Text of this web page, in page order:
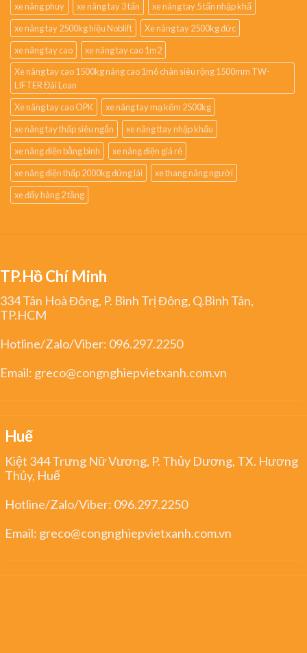
xe nâng phuy
xe nâng tay 3 tấn
xe nâng tay 5 tấn nhập khẩ
xe nâng tay 2500kg hiệu Noblift
Xe nâng tay 2500kg đức
xe nâng tay cao
xe nâng tay cao 1m2
Xe nâng tay cao 1500kg nâng cao 1m6 chân siêu rộng 1500mm TW-
LIFTER Đài Loan
Xe nâng tay cao OPK
xe nâng tay mạ kẽm 2500kg
xe nâng tay thấp siêu ngắn
xe nâng ttay nhập khẩu
xe nâng điện bằng bình
xe nâng điện giá rẻ
xe nâng điện thấp 2000kg đứng lái
xe thang nâng người
xe đẩy hàng 2 tầng
TP.Hồ Chí Minh
334 Tân Hoà Đông, P. Bình Trị Đông, Q.Bình Tân,
TP.HCM
Hotline/Zalo/Viber: 096.297.2250
Email: greco@congnghiepvietxanh.com.vn
Huế
Kiệt 344 Trưng Nữ Vương, P. Thủy Dương, TX. Hương
Thủy, Huế
Hotline/Zalo/Viber: 096.297.2250
Email: greco@congnghiepvietxanh.com.vn